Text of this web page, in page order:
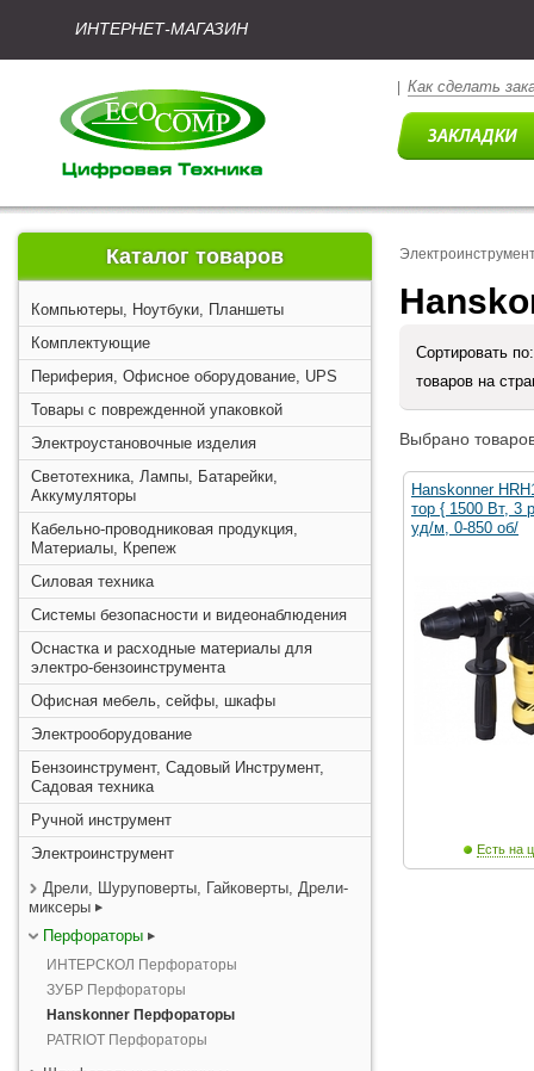
ИНТЕРНЕТ-МАГАЗИН
Как сделать
Каталог товаров
Компьютеры, Ноутбуки, Планшеты
Комплектующие
Периферия, Офисное оборудование, UPS
Товары с поврежденной упаковкой
Электроустановочные изделия
Светотехника, Лампы, Батарейки,
Аккумуляторы
Кабельно-проводниковая продукция,
Материалы, Крепеж
Силовая техника
Системы безопасности и видеонаблюдения
Оснастка и расходные материалы для
электро-бензоинструмента
Офисная мебель, сейфы, шкафы
Электрооборудование
Бензоинструмент, Садовый Инструмент,
Садовая техника
Ручной инструмент
Электроинструмент
Дрели, Шуруповерты, Гайковерты, Дрели-
миксеры
Перфораторы
ИНТЕРСКОЛ Перфораторы
ЗУБР Перфораторы
Hanskonner Перфораторы
PATRIOT Перфораторы
Сортировать
товаров на
Выбрано
Hanskonner
тор { 1500 Вт, 3
уд/м, 0-850 об/
Есть на